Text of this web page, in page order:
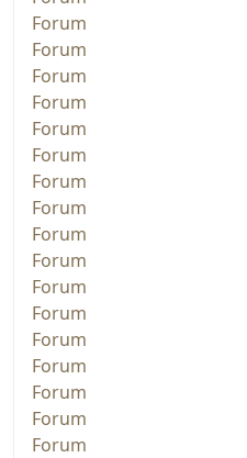
Forum
Forum
Forum
Forum
Forum
Forum
Forum
Forum
Forum
Forum
Forum
Forum
Forum
Forum
Forum
Forum
Forum